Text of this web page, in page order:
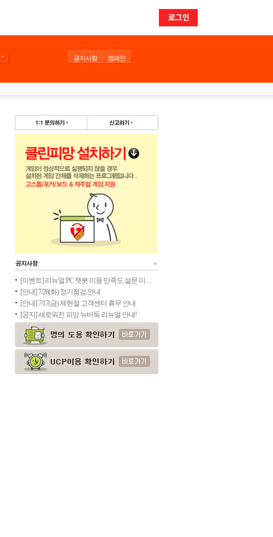
로그인
공지사항 캠페인
[이벤트] 리뉴얼 PC 챗봇 이용 만족도 설문 이벤트(종료)
[안내] 7/28(화) 정기점검 안내
[안내] 7/17(금) 제헌절 고객센터 휴무 안내
[공지] 새로워진 피망 뉴바둑 리뉴얼 안내!